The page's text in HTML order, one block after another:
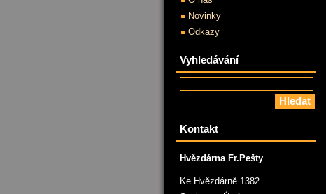
Novinky
Odkazy
Vyhledávání
Kontakt
Hvězdárna Fr.Pešty
Ke Hvězdárně 1382